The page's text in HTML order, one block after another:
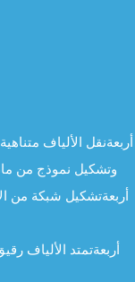
أربعةنقل الألياف
وتشكيل نموذج من
أربعةتشكيل شبكة من
أربعةتمتد الألياف